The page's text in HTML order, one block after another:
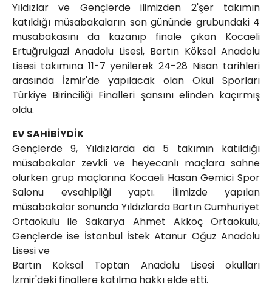
Yıldızlar ve Gençlerde ilimizden 2'şer takımın
katıldığı müsabakaların son gününde grubundaki 4
müsabakasını da kazanıp finale çıkan Kocaeli
Ertuğrulgazi Anadolu Lisesi, Bartın Köksal Anadolu
Lisesi takımına 11-7 yenilerek 24-28 Nisan tarihleri
arasında İzmir'de yapılacak olan Okul Sporları
Türkiye Birinciliği Finalleri şansını elinden kaçırmış
oldu.
EV SAHİBİYDİK
Gençlerde 9, Yıldızlarda da 5 takımın katıldığı
müsabakalar zevkli ve heyecanlı maçlara sahne
olurken grup maçlarına Kocaeli Hasan Gemici Spor
Salonu evsahipliği yaptı. İlimizde yapılan
müsabakalar sonunda Yıldızlarda Bartın Cumhuriyet
Ortaokulu ile Sakarya Ahmet Akkoç Ortaokulu,
Gençlerde ise İstanbul İstek Atanur Oğuz Anadolu
Lisesi ve
Bartın Koksal Toptan Anadolu Lisesi okulları
İzmir'deki finallere katılma hakkı elde etti.